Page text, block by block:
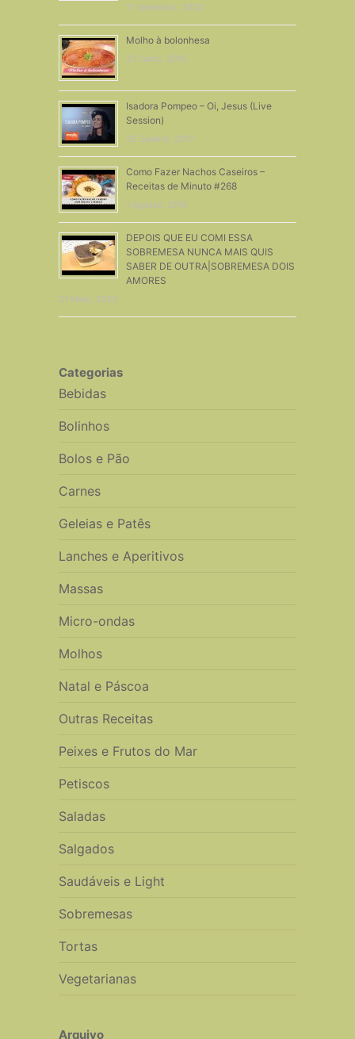
11 Setembro, 2020
Molho à bolonhesa
27 Julho, 2015
Isadora Pompeo – Oi, Jesus (Live
Session)
25 Janeiro, 2017
Como Fazer Nachos Caseiros –
Receitas de Minuto #268
1 Agosto, 2016
DEPOIS QUE EU COMI ESSA
SOBREMESA NUNCA MAIS QUIS
SABER DE OUTRA|SOBREMESA DOIS
AMORES
21 Maio, 2020
Categorias
Bebidas
Bolinhos
Bolos e Pão
Carnes
Geleias e Patês
Lanches e Aperitivos
Massas
Micro-ondas
Molhos
Natal e Páscoa
Outras Receitas
Peixes e Frutos do Mar
Petiscos
Saladas
Salgados
Saudáveis e Light
Sobremesas
Tortas
Vegetarianas
Arquivo